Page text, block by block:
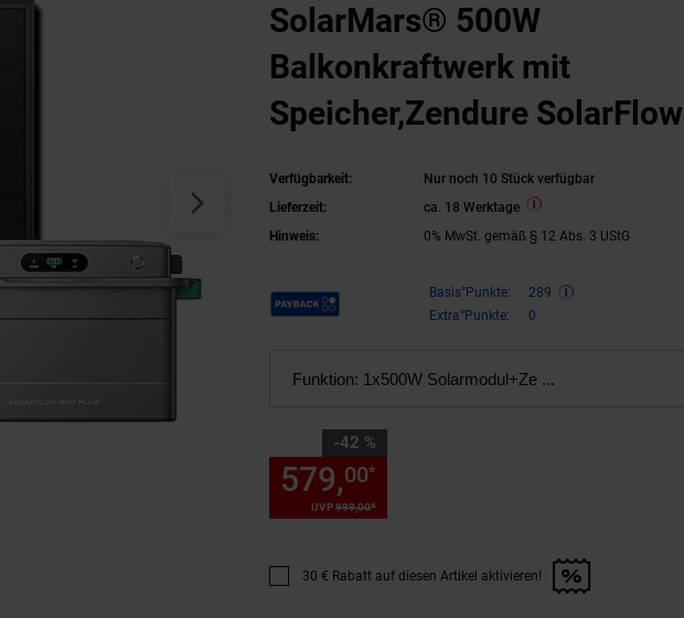
SolarMars® 500W
Balkonkraftwerk mit
Speicher,Zendure SolarFlow
Verfügbarkeit:
Nur noch 10 Stück verfügbar
Lieferzeit:
ca. 18 Werktage
Hinweis:
0% MwSt. gemäß § 12 Abs. 3 UStG
Payback Punkte Basis°Punkte:
289
Extra°Punkte:
0
Funktion: 1x500W Solarmodul+Ze ...
-42 %
Sie Sparen 42 Prozent,
UVP999,00*
579,00*
Promotion "30 € Rabatt auf diesen Artikel aktivieren!" anwenden
30 € Rabatt auf diesen Artikel aktivieren!